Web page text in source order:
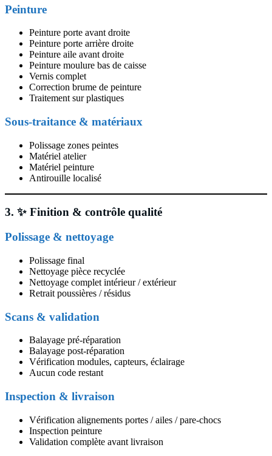
Peinture
Peinture porte avant droite
Peinture porte arrière droite
Peinture aile avant droite
Peinture moulure bas de caisse
Vernis complet
Correction brume de peinture
Traitement sur plastiques
Sous-traitance & matériaux
Polissage zones peintes
Matériel atelier
Matériel peinture
Antirouille localisé
3. ✨ Finition & contrôle qualité
Polissage & nettoyage
Polissage final
Nettoyage pièce recyclée
Nettoyage complet intérieur / extérieur
Retrait poussières / résidus
Scans & validation
Balayage pré-réparation
Balayage post-réparation
Vérification modules, capteurs, éclairage
Aucun code restant
Inspection & livraison
Vérification alignements portes / ailes / pare-chocs
Inspection peinture
Validation complète avant livraison